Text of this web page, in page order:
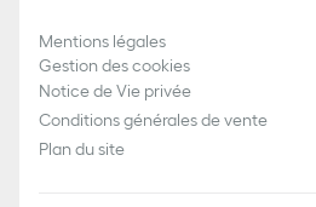
Mentions légales
Gestion des cookies
Notice de Vie privée
Conditions générales de vente
Plan du site